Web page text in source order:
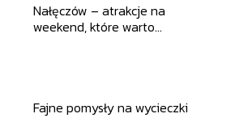
Nałęczów – atrakcje na
weekend, które warto
Fajne pomysły na wycieczki